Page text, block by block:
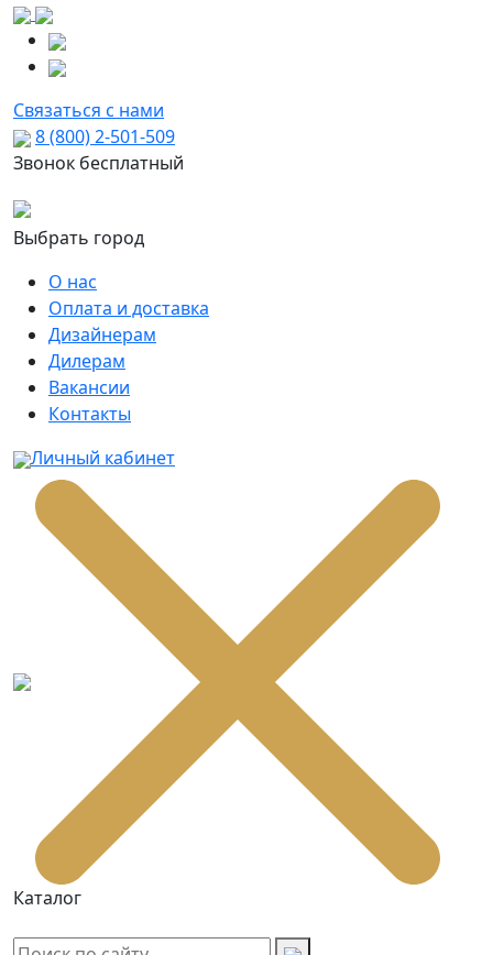
Связаться с нами
8 (800) 2-501-509
Звонок бесплатный
Выбрать город
О нас
Оплата и доставка
Дизайнерам
Дилерам
Вакансии
Контакты
Личный кабинет
Каталог